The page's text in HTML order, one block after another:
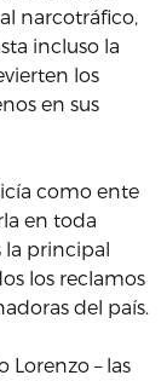
narcotráfico,
incluso la
los
en sus
como ente
en toda
la principal
los reclamos
del país.
Lorenzo – las